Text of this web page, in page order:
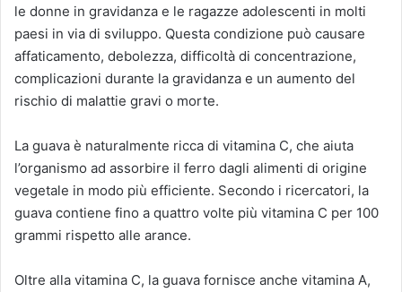
le donne in gravidanza e le ragazze adolescenti in molti
paesi in via di sviluppo. Questa condizione può causare
affaticamento, debolezza, difficoltà di concentrazione,
complicazioni durante la gravidanza e un aumento del
rischio di malattie gravi o morte.
La guava è naturalmente ricca di vitamina C, che aiuta
l’organismo ad assorbire il ferro dagli alimenti di origine
vegetale in modo più efficiente. Secondo i ricercatori, la
guava contiene fino a quattro volte più vitamina C per 100
grammi rispetto alle arance.
Oltre alla vitamina C, la guava fornisce anche vitamina A,